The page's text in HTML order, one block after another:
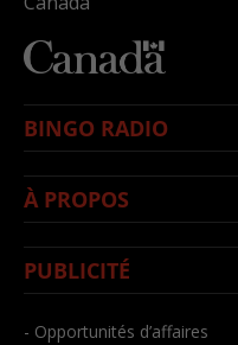
BINGO RADIO
À PROPOS
PUBLICITÉ
- Opportunités d’affaires